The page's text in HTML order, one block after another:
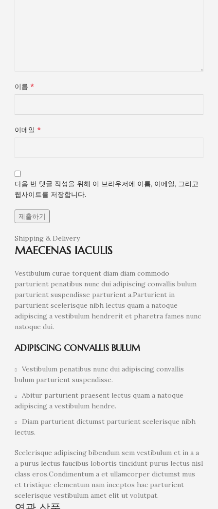
이름 *
이메일 *
다음 번 댓글 작성을 위해 이 브라우저에 이름, 이메일, 그리고
웹사이트를 저장합니다.
Shipping & Delivery
MAECENAS IACULIS
Vestibulum curae torquent diam diam commodo
parturient penatibus nunc dui adipiscing convallis bulum
parturient suspendisse parturient a.Parturient in
parturient scelerisque nibh lectus quam a natoque
adipiscing a vestibulum hendrerit et pharetra fames nunc
natoque dui.
ADIPISCING CONVALLIS BULUM
Vestibulum penatibus nunc dui adipiscing convallis
bulum parturient suspendisse.
Abitur parturient praesent lectus quam a natoque
adipiscing a vestibulum hendre.
Diam parturient dictumst parturient scelerisque nibh
lectus.
Scelerisque adipiscing bibendum sem vestibulum et in a a
a purus lectus faucibus lobortis tincidunt purus lectus nisl
class eros.Condimentum a et ullamcorper dictumst mus
et tristique elementum nam inceptos hac parturient
scelerisque vestibulum amet elit ut volutpat.